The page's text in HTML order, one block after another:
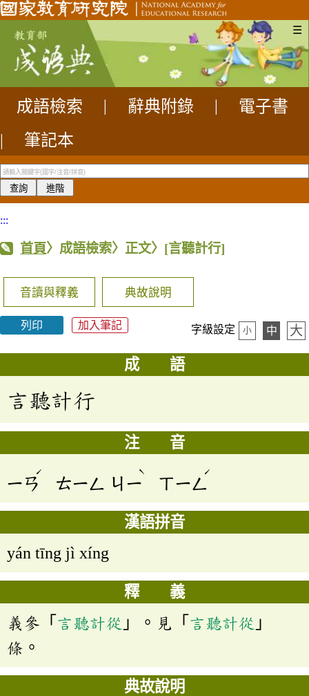
☰
成語檢索 辭典附錄
電子書
|
筆記本
:::
首頁〉成語檢索〉正文〉 [言聽計行]
音讀與釋義 典故說明
列印 加入筆記 字級設定 小 中 大
成 語
言聽計行
注 音
ㄧㄢ
ˊ
ㄊㄧㄥ ㄐㄧ
ˋ
ㄒㄧㄥ
ˊ
漢語拼音
yán tīng jì xíng
釋 義
義參「 言聽計從 」。見「 言聽計從 」
條。
典故說明